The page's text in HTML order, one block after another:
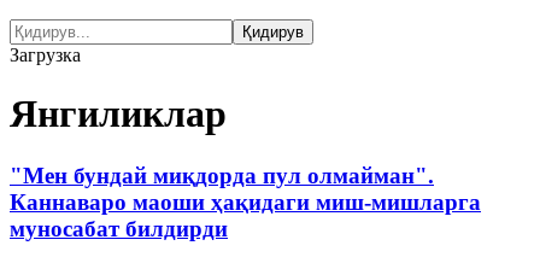
Загрузка
Янгиликлар
"Мен бундай миқдорда пул олмайман".
Каннаваро маоши ҳақидаги миш-мишларга
муносабат билдирди